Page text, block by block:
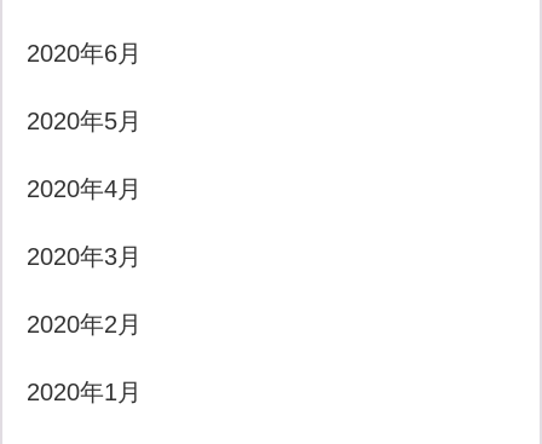
2020年6月
2020年5月
2020年4月
2020年3月
2020年2月
2020年1月